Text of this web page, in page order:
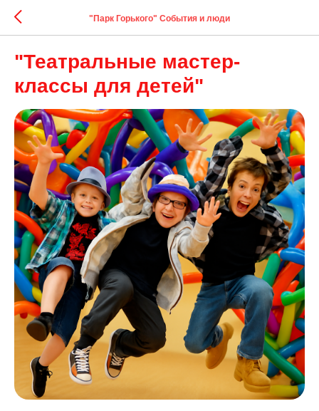
"Парк Горького" События и люди
"Театральные мастер-
классы для детей"